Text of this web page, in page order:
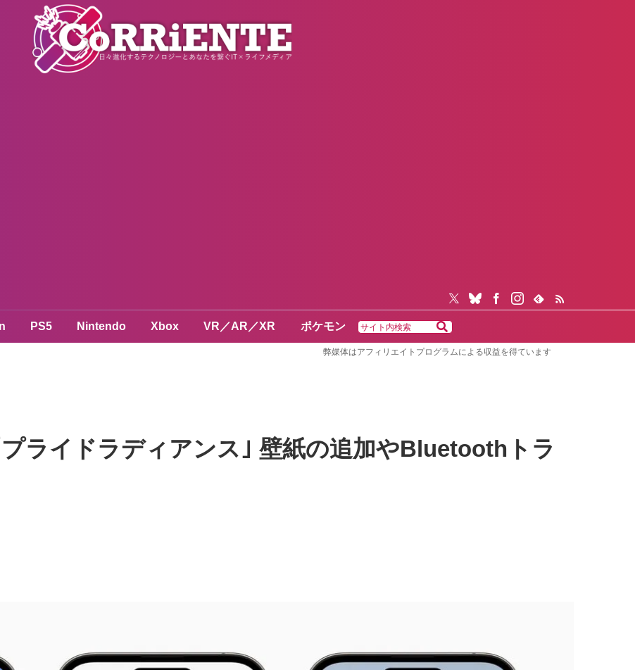
PS5 Nintendo Xbox VR／AR／XR ポケモン
弊媒体はアフィリエイトプログラムによる収益を得ています
ライドラディアンス｣ 壁紙の追加やBluetoothトラ